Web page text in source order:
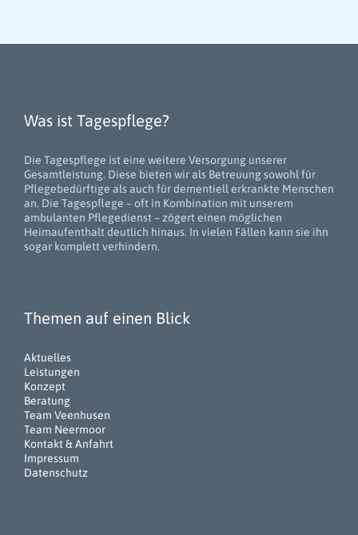
Was ist Tagespflege?
Die Tagespflege ist eine weitere Versorgung unserer
Gesamtleistung. Diese bieten wir als Betreuung sowohl für
Pflegebedürftige als auch für dementiell erkrankte Menschen
an. Die Tagespflege – oft in Kombination mit unserem
ambulanten Pflegedienst – zögert einen möglichen
Heimaufenthalt deutlich hinaus. In vielen Fällen kann sie ihn
sogar komplett verhindern.
Themen auf einen Blick
Aktuelles
Leistungen
Konzept
Beratung
Team Veenhusen
Team Neermoor
Kontakt & Anfahrt
Impressum
Datenschutz